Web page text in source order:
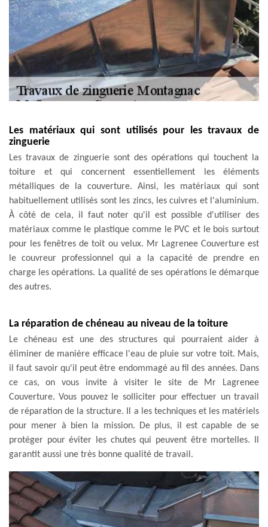
Les matériaux qui sont utilisés pour les travaux de
zinguerie
Les travaux de zinguerie sont des opérations qui touchent la
toiture et qui concernent essentiellement les éléments
métalliques de la couverture. Ainsi, les matériaux qui sont
habituellement utilisés sont les zincs, les cuivres et l'aluminium.
À côté de cela, il faut noter qu'il est possible d'utiliser des
matériaux comme le plastique comme le PVC et le bois surtout
pour les fenêtres de toit ou velux. Mr Lagrenee Couverture est
le couvreur professionnel qui a la capacité de prendre en
charge les opérations. La qualité de ses opérations le démarque
des autres.
La réparation de chéneau au niveau de la toiture
Le chéneau est une des structures qui pourraient aider à
éliminer de manière efficace l'eau de pluie sur votre toit. Mais,
il faut savoir qu'il peut être endommagé au fil des années. Dans
ce cas, on vous invite à visiter le site de Mr Lagrenee
Couverture. Vous pouvez le solliciter pour effectuer un travail
de réparation de la structure. Il a les techniques et les matériels
pour mener à bien la mission. De plus, il est capable de se
protéger pour éviter les chutes qui peuvent être mortelles. Il
garantit aussi une très bonne qualité de travail.